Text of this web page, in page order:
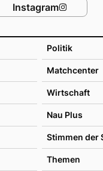
Politik
Matchcenter
Wirtschaft
Nau Plus
Stimmen der
Themen
Instagram